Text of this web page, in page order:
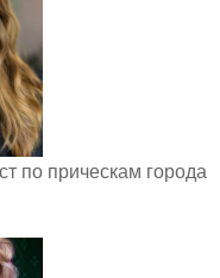
по прическам города